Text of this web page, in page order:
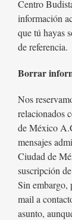
Centro
información
que tú hayas
de referencia.
Borrar
Nos
relacionados
de México
mensajes
Ciudad de
suscripción
Sin embargo,
mail a
asunto,